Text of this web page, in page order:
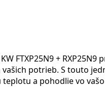
FTXP25N9 +
potrieb. S touto
a pohodlie vo